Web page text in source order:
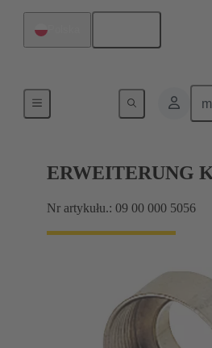
Dławnice kablowe
ERWEITERUNG
Nr artykułu.: 09 00 000 5056